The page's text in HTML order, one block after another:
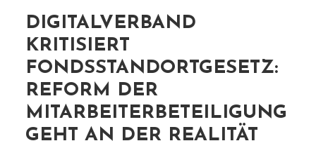
DIGITALVERBAND
KRITISIERT
FONDSSTANDORTGESETZ:
REFORM DER
MITARBEITERBETEILIGUNG
GEHT AN DER REALITÄT